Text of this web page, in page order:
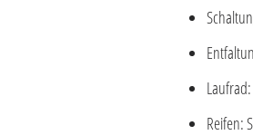
Reifen: